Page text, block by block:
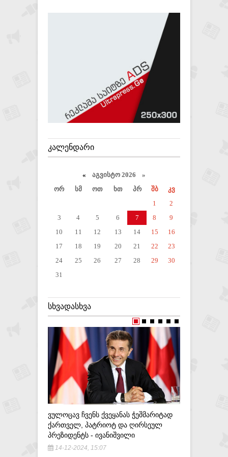
ᲙᲐᲚᲔᲜᲓᲐᲠᲘ
« აგვისტო 2026 »
ორ
სმ ოთ ხთ პრ შბ
კვ
1
2
3
4 5 6 7 8
9
10
11 12 13 14 15
16
17
18 19 20 21 22
23
24
25 26 27 28 29
30
31
ᲡᲮᲕᲐᲓᲐᲡᲮᲕᲐ
ᲕᲣᲚᲝᲪᲐᲕ ᲩᲕᲔᲜᲡ ᲥᲕᲔᲧᲐᲜᲐᲡ ᲭᲔᲨᲛᲐᲠᲘᲢᲐᲓ
ᲥᲐᲠᲗᲕᲔᲚ, ᲞᲐᲢᲠᲘᲝᲢ ᲓᲐ ᲦᲘᲠᲡᲔᲣᲚ
ᲞᲠᲔᲖᲘᲓᲔᲜᲢᲡ - ᲘᲕᲐᲜᲘᲨᲕᲘᲚᲘ
14-12-2024, 15:07